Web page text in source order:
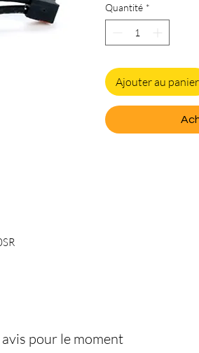
Quantité *
Ajouter au panier
pour le moment